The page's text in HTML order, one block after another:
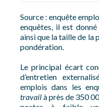
Source : enquête
enquêtes, il est
ainsi que la taille de la
pondération.
Le principal écart
d’entretien
emplois dans les
travailà près de 350